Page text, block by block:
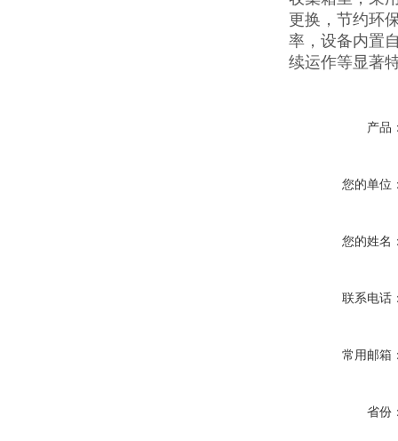
更换，节约环
率，设备内置
续运作等显著
产品
您的单位
您的姓名
联系电话
常用邮箱
省份